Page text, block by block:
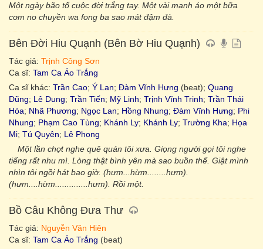
Một ngày bão tố cuộc đời trắng tay. Một vài manh áo một bữa
cơm no chuyền wa fong ba sao mát đậm đà.
Bên Đời Hiu Quạnh (Bên Bờ Hiu Quạnh)
Tác giả: Trịnh Công Sơn
Ca sĩ: Tam Ca Áo Trắng
Ca sĩ khác: Trần Cao; Ý Lan; Đàm Vĩnh Hưng (beat); Quang
Dũng; Lê Dung; Trần Tiến; Mỹ Linh; Trịnh Vĩnh Trinh; Trần Thái
Hòa; Nhã Phương; Ngọc Lan; Hồng Nhung; Đàm Vĩnh Hưng; Phi
Nhung; Phạm Cao Tùng; Khánh Ly; Khánh Ly; Trường Kha; Họa
Mi; Tú Quyên; Lê Phong
Một lần chợt nghe quê quán tôi xưa. Giọng người gọi tôi nghe
tiếng rất nhu mì. Lòng thật bình yên mà sao buồn thế. Giật mình
nhìn tôi ngồi hát bao giờ. (hưm...hừm........hưm).
(hưm....hừm..............hưm). Rồi một.
Bồ Câu Không Đưa Thư
Tác giả: Nguyễn Văn Hiên
Ca sĩ: Tam Ca Áo Trắng (beat)